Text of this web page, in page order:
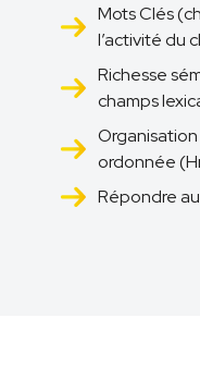
Mots Clés
l’activité du
Richesse
champs
ordonnée
Répondre